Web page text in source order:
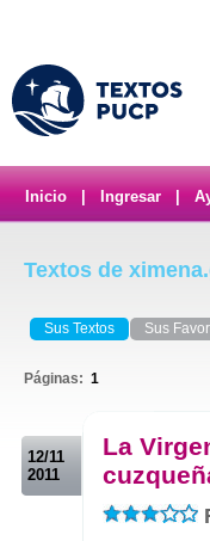
Inicio Ingresar
Textos de
Sus Textos Sus
Páginas: 1
12/11
2011
La